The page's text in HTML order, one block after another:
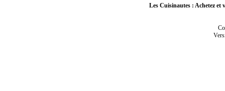
Les Cuisinautes : Achetez et